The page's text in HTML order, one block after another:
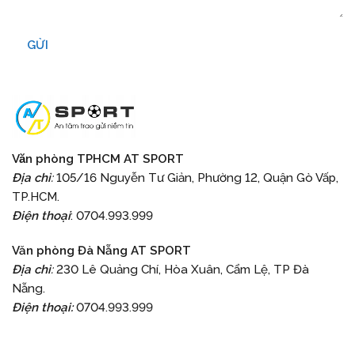
GỬI
Văn phòng TPHCM AT SPORT
Địa chỉ:105/16 Nguyễn Tư Giản, Phường 12, Quận Gò Vấp,
TP.HCM.
Điện thoại: 0704.993.999
Văn phòng Đà Nẵng AT SPORT
Địa chỉ:230 Lê Quảng Chí, Hòa Xuân, Cẩm Lệ, TP Đà
Nẵng.
Điện thoại:0704.993.999